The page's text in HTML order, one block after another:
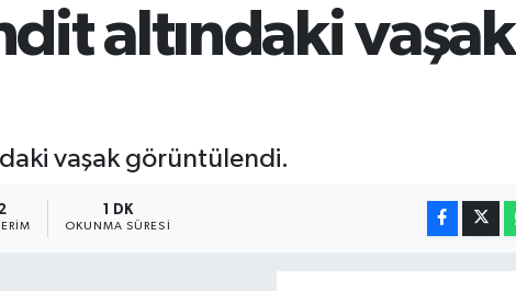
altındaki vaşak
vaşak görüntülendi.
1 DK
OKUNMA SÜRESI